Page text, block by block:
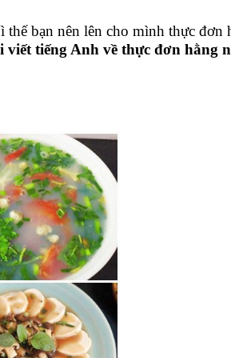
thế bạn nên lên cho mình thực đơn
viết tiếng Anh về thực đơn hằng